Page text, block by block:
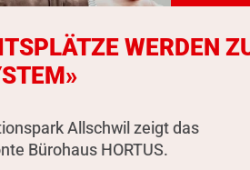
WERDEN
Allschwil zeigt das
Bürohaus HORTUS.